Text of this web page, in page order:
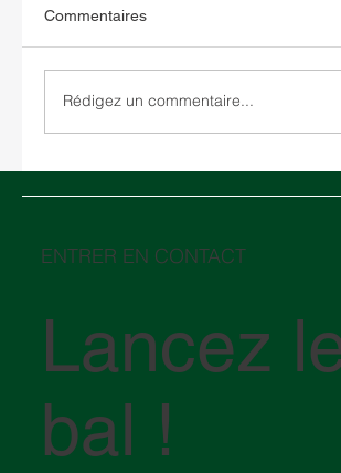
Commentaires
Rédigez un commentaire...
ENTRER EN CONTACT
Lancez
bal !